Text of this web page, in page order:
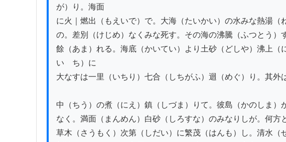
が）り。海面
に火｜燃出（もえいで）で。大海（たいかい）の水みな熱湯
の。差別（けじめ）なくみな死す。その海の沸騰（ふつとう
餘（あま）れる。海底（かいてい）より土砂（どしや）沸上
いゝち）に
大なすは一里（いちり）七合（しちがふ）迴（めぐ）り。其
中（ちう）の煮（にえ）鎮（しづま）りて。彼島（かのしま
なく。満面（まんめん）白砂（しろすな）のみなりしが。何
草木（さうもく）次第（しだい）に繁茂（はんも）し。清水（